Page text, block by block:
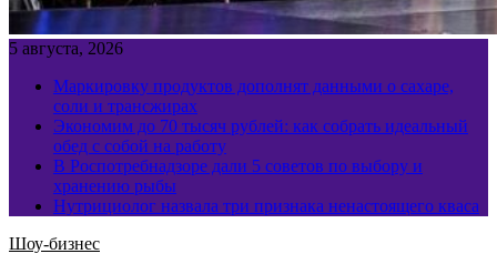
5 августа, 2026
Маркировку продуктов дополнят данными о сахаре,
соли и трансжирах
Экономим до 70 тысяч рублей: как собрать идеальный
обед с собой на работу
В Роспотребнадзоре дали 5 советов по выбору и
хранению рыбы
Нутрициолог назвала три признака ненастоящего кваса
Шоу-бизнес